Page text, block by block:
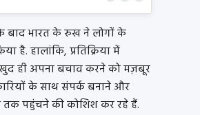
भारत के रुख ने लोगों के
है. हालांकि, प्रतिक्रिया में
खुद ही अपना बचाव करने को मज़बूर
के साथ संपर्क बनाने और
तक पहुंचने की कोशिश कर रहे हैं.